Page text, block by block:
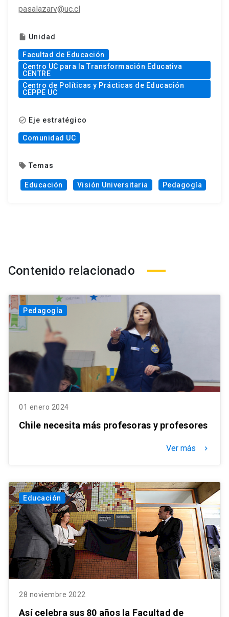
pasalazarv@uc.cl
insert_drive_file Unidad
Facultad de Educación
Centro UC para la Transformación Educativa
CENTRE
Centro de Políticas y Prácticas de Educación
CEPPE UC
check_circle_outline Eje estratégico
Comunidad UC
local_offer Temas
Educación Visión Universitaria Pedagogía
Contenido relacionado
Pedagogía
01 enero 2024
Chile necesita más profesoras y profesores
Ver más keyboard_arrow_right
Educación
28 noviembre 2022
Así celebra sus 80 años la Facultad de